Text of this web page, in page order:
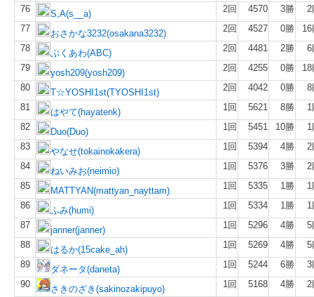
76
S,A(s__a) 2回 4570 3勝
2
77
おさかな3232(osakana3232) 2回 4527 0勝
16
78
ぶくあわ(ABC) 2回 4481 2勝
6
79
yosh209(yosh209) 2回 4255 0勝
18
80
T☆YOSHI1st(TYOSHI1st) 2回 4042 0勝
8
81
はやて(hayatenk) 1回 5621 8勝
1
82
Duo(Duo) 1回 5451 10勝
1
83
やなせ(tokainokakera) 1回 5394 4勝
2
84
ねいみお(neimio) 1回 5376 3勝
2
85
MATTYAN(mattyan_nayttam) 1回 5335 1勝
1
86
ふみ(humi) 1回 5334 1勝
1
87
janner(janner) 1回 5296 4勝
5
88
はるか(15cake_ah) 1回 5269 4勝
5
89
ダネータ(daneta) 1回 5244 6勝
3
90
さきのざき(sakinozakipuyo) 1回 5168 4勝 2